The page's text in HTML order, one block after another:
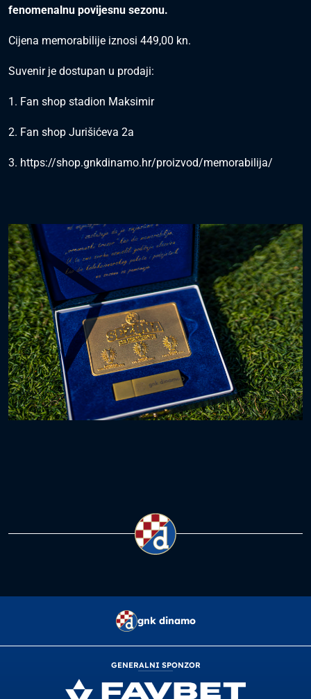
fenomenalnu povijesnu sezonu.
Cijena memorabilije iznosi 449,00 kn.
Suvenir je dostupan u prodaji:
1. Fan shop stadion Maksimir
2. Fan shop Jurišićeva 2a
3. https://shop.gnkdinamo.hr/proizvod/memorabilija/
gnk dinamo
GENERALNI SPONZOR